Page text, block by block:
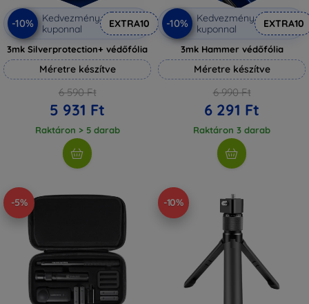
-10%
Kedvezmény
kuponnal
EXTRA10
3mk Silverprotection+ védőfólia
Méretre készítve
6 590 Ft
5 931 Ft
Raktáron > 5 darab
-10%
Kedvezmény
kuponnal
EXTRA10
3mk Hammer védőfólia
Méretre készítve
6 990 Ft
6 291 Ft
Raktáron 3 darab
-5% -10%